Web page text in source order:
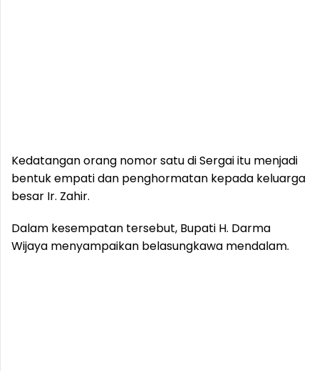
Kedatangan orang nomor satu di Sergai itu menjadi
bentuk empati dan penghormatan kepada keluarga
besar Ir. Zahir.
Dalam kesempatan tersebut, Bupati H. Darma
Wijaya menyampaikan belasungkawa mendalam.